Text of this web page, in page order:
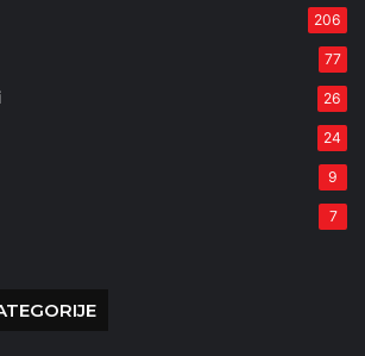
206
77
26
24
9
7